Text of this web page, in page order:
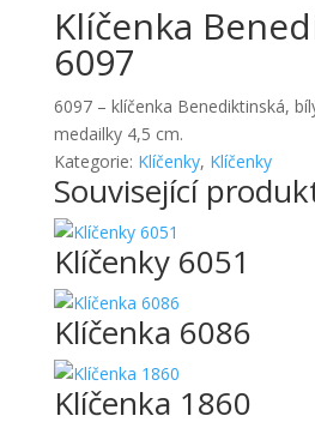
Klíčenka
6097
6097 – klíčenka Benediktinská,
medailky 4,5 cm.
Kategorie: Klíčenky, Klíčenky
Související
Klíčenky 6051
Klíčenka 6086
Klíčenka 1860